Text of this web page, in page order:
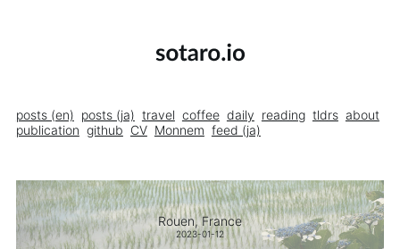
posts (en) posts (ja) travel coffee daily reading tldrs about
publication github CV Monnem feed (ja)
Rouen, France
2023-01-12